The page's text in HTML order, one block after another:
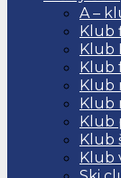
A –
Klub
Klub
Klub
Klub
Klub
Klub
Klub
Klub